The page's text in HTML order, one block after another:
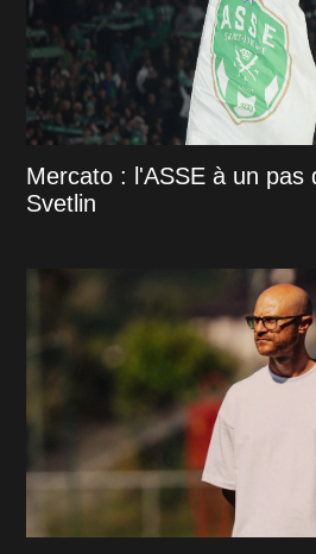
Mercato : l'ASSE à un pas
Svetlin